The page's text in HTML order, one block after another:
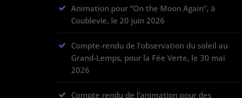
Animation pour “On the Moon Again”, à
Coublevie, le 20 juin 2026
Compte-rendu de l’observation du soleil au
Grand-Lemps, pour la Fée Verte, le 30 mai
2026
Compte rendu de l’animation pour des